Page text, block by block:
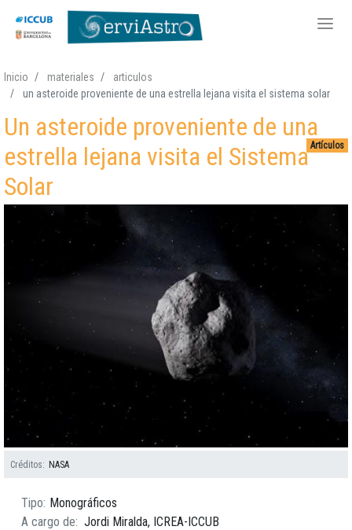
al
principal
Inicio materiales
articulos
un asteroide proveniente de una estrella lejana visita el sistema solar
Artículos
Un asteroide proveniente de una
estrella lejana visita el Sistema
Solar
Créditos NASA
Tipo Monográficos
A cargo de
Jordi Miralda, ICREA-ICCUB